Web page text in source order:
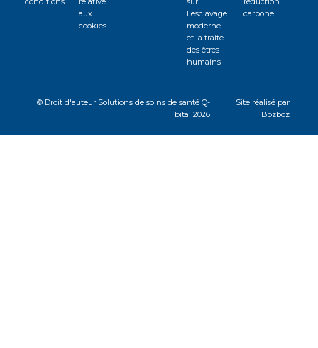
aux
cookies
l'esclavage
moderne
et la traite
des êtres
humains
carbone
© Droit d'auteur Solutions de soins de santé Q-
bital 2026
Site réalisé par
Bozboz